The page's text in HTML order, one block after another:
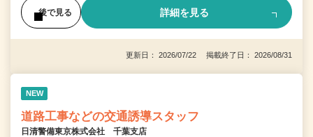
後で見る 詳細を見る
更新日： 2026/07/22 掲載終了日： 2026/08/31
NEW
道路工事などの交通誘導スタッフ
日清警備東京株式会社 千葉支店